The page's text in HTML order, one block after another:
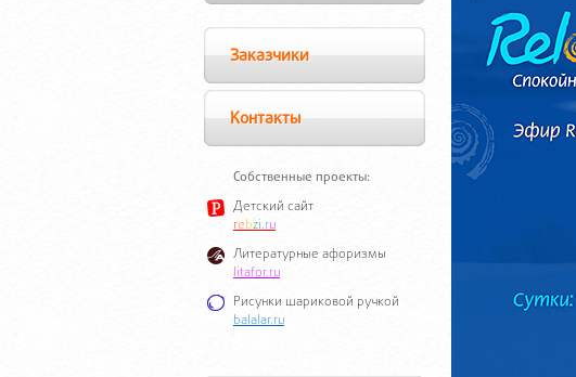
Заказчики
Контакты
Собственные проекты:
Детский сайт
rebzi.ru
Литературные афоризмы
litafor.ru
Рисунки шариковой ручкой
balalar.ru